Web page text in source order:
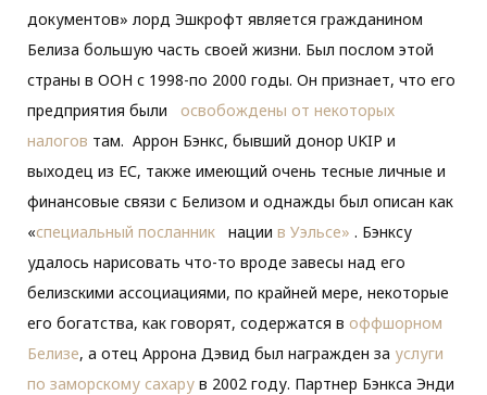
документов» лорд Эшкрофт является гражданином
Белиза большую часть своей жизни. Был послом этой
страны в ООН с 1998-по 2000 годы. Он признает, что его
предприятия были освобождены от некоторых
налогов там. Аррон Бэнкс, бывший донор UKIP и
выходец из ЕС, также имеющий очень тесные личные и
финансовые связи с Белизом и однажды был описан как
«специальный посланник нации в Уэльсе» . Бэнксу
удалось нарисовать что-то вроде завесы над его
белизскими ассоциациями, по крайней мере, некоторые
его богатства, как говорят, содержатся в оффшорном
Белизе, а отец Аррона Дэвид был награжден за услуги
по заморскому сахару в 2002 году. Партнер Бэнкса Энди